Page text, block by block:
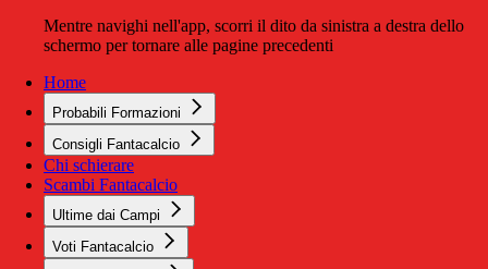
Mentre navighi nell'app, scorri il dito da sinistra a destra dello
schermo per tornare alle pagine precedenti
Home
Probabili Formazioni
Consigli Fantacalcio
Chi schierare
Scambi Fantacalcio
Ultime dai Campi
Voti Fantacalcio